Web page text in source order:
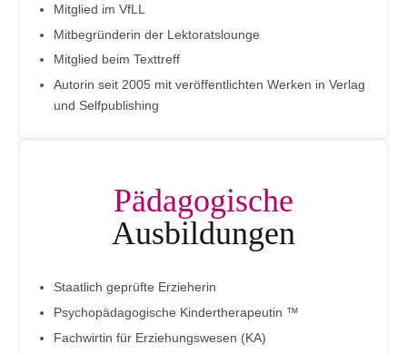
Mitglied im VfLL
Mitbegründerin der Lektoratslounge
Mitglied beim Texttreff
Autorin seit 2005 mit veröffentlichten Werken in Verlag
und Selfpublishing
Pädagogische
Ausbildungen
Staatlich geprüfte Erzieherin
Psychopädagogische Kindertherapeutin ™
Fachwirtin für Erziehungswesen (KA)